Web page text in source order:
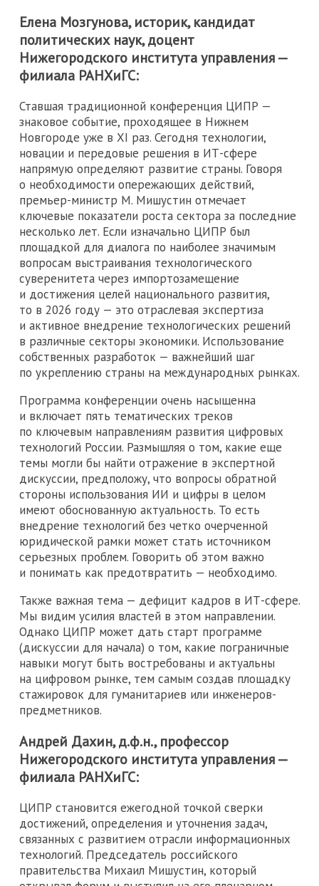
Елена Мозгунова, историк, кандидат
политических наук, доцент
Нижегородского института управления —
филиала РАНХиГС:
Ставшая традиционной конференция ЦИПР —
знаковое событие, проходящее в Нижнем
Новгороде уже в XI раз. Сегодня технологии,
новации и передовые решения в ИТ-сфере
напрямую определяют развитие страны. Говоря
о необходимости опережающих действий,
премьер-министр М. Мишустин отмечает
ключевые показатели роста сектора за последние
несколько лет. Если изначально ЦИПР был
площадкой для диалога по наиболее значимым
вопросам выстраивания технологического
суверенитета через импортозамещение
и достижения целей национального развития,
то в 2026 году — это отраслевая экспертиза
и активное внедрение технологических решений
в различные секторы экономики. Использование
собственных разработок — важнейший шаг
по укреплению страны на международных рынках.
Программа конференции очень насыщенна
и включает пять тематических треков
по ключевым направлениям развития цифровых
технологий России. Размышляя о том, какие еще
темы могли бы найти отражение в экспертной
дискуссии, предположу, что вопросы обратной
стороны использования ИИ и цифры в целом
имеют обоснованную актуальность. То есть
внедрение технологий без четко очерченной
юридической рамки может стать источником
серьезных проблем. Говорить об этом важно
и понимать как предотвратить — необходимо.
Также важная тема — дефицит кадров в ИТ-сфере.
Мы видим усилия властей в этом направлении.
Однако ЦИПР может дать старт программе
(дискуссии для начала) о том, какие пограничные
навыки могут быть востребованы и актуальны
на цифровом рынке, тем самым создав площадку
стажировок для гуманитариев или инженеров-
предметников.
Андрей Дахин, д.ф.н., профессор
Нижегородского института управления —
филиала РАНХиГС:
ЦИПР становится ежегодной точкой сверки
достижений, определения и уточнения задач,
связанных с развитием отрасли информационных
технологий. Председатель российского
правительства Михаил Мишустин, который